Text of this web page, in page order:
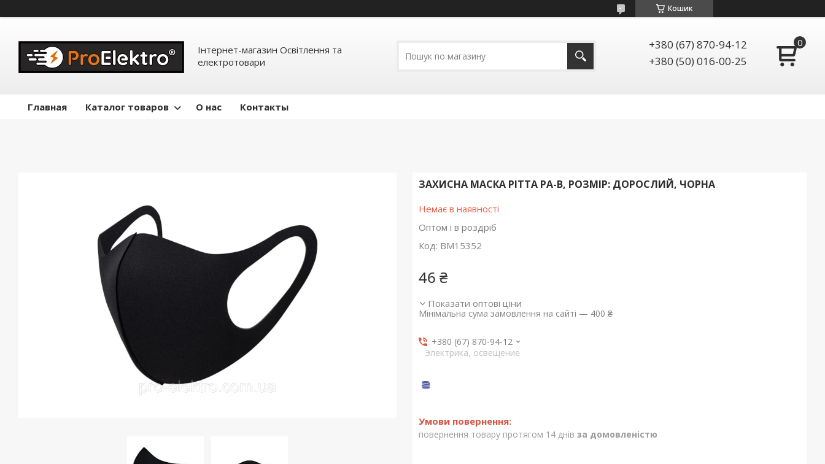
Кошик
Інтернет-магазин Освітлення та
електротовари
+380 (67) 870-94-12
+380 (50) 016-00-25
Главная Каталог товаров О нас Контакты
ЗАХИСНА МАСКА PITTA PA-B, РОЗМІР: ДОРОСЛИЙ, ЧОРНА
Немає в наявності
Оптом і в роздріб
Код: BM15352
46 ₴
Показати оптові ціни
Мінімальна сума замовлення на сайті — 400 ₴
+380 (67) 870-94-12
Электрика, освещение
повернення товару протягом 14 днів за домовленістю